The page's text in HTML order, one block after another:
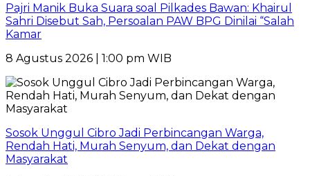
Pajri Manik Buka Suara soal Pilkades Bawan: Khairul
Sahri Disebut Sah, Persoalan PAW BPG Dinilai “Salah
Kamar
8 Agustus 2026 | 1:00 pm WIB
Sosok Unggul Cibro Jadi Perbincangan Warga,
Rendah Hati, Murah Senyum, dan Dekat dengan
Masyarakat